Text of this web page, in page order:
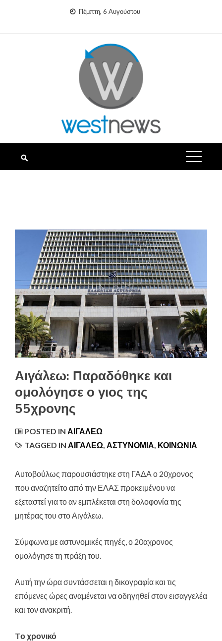
Πέμπτη, 6 Αυγούστου
Αιγάλεω: Παραδόθηκε και
ομολόγησε ο γιος της
55χρονης
POSTED IN ΑΙΓΆΛΕΩ
TAGGED IN ΑΙΓΑΛΕΩ, ΑΣΤΥΝΟΜΊΑ, ΚΟΙΝΩΝΊΑ
Αυτοβούλως παρουσιάστηκε στη ΓΑΔΑ ο 20χρονος
που αναζητείτο από την ΕΛΑΣ προκειμένου να
εξεταστεί για το αν εμπλέκεται στη δολοφονία της
μητέρας του στο Αιγάλεω.
Σύμφωνα με αστυνομικές πηγές, ο 20αχρονος
ομολόγησε τη πράξη του.
Αυτή την ώρα συντάσσεται η δικογραφία και τις
επόμενες ώρες αναμένεται να οδηγηθεί στον εισαγγελέα
και τον ανακριτή.
Tο χρονικό